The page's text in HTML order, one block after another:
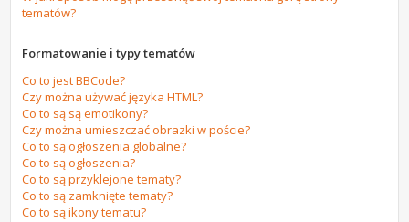
tematów?
Formatowanie i typy tematów
Co to jest BBCode?
Czy można używać języka HTML?
Co to są są emotikony?
Czy można umieszczać obrazki w poście?
Co to są ogłoszenia globalne?
Co to są ogłoszenia?
Co to są przyklejone tematy?
Co to są zamknięte tematy?
Co to są ikony tematu?